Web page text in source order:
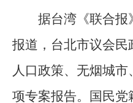
据台湾《联合报
报道，台北市议会
人口政策、无烟城
项专案报告。国民